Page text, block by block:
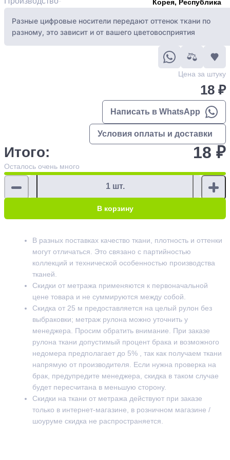
Корея, Республика
Разные цифровые носители передают оттенок ткани по
разному, это зависит и от вашего цветовосприятия
Цена за штуку
18 ₽
Написать в WhatsApp
Условия оплаты и доставки
Итого: 18 ₽
Осталось очень много
В корзину
В разных поставках качество ткани, плотность и оттенки
могут отличаться. Это связано с партийностью
коллекций и технической особенностью производства
тканей.
Скидки от метража применяются к первоначальной
цене товара и не суммируются между собой.
Скидка от 25 м предоставляется на целый рулон без
выбраковки; метраж рулона можно уточнить у
менеджера. Просим обратить внимание. При заказе
рулона ткани допустимый процент брака и возможного
недомера предполагает до 5% , так как получаем ткани
напрямую от производителя. Если нужна проверка на
брак, предупредите менеджера, скидка в таком случае
будет пересчитана в меньшую сторону.
Скидки на ткани от метража действуют при заказе
только в интернет-магазине, в розничном магазине /
шоуруме скидка не распространяется.